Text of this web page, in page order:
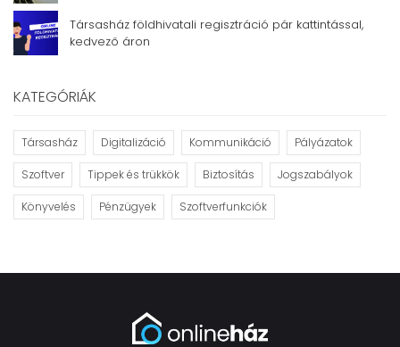
Társasház földhivatali regisztráció pár kattintással,
kedvező áron
KATEGÓRIÁK
Társasház Digitalizáció Kommunikáció Pályázatok
Szoftver Tippek és trükkök Biztosítás Jogszabályok
Könyvelés Pénzügyek Szoftverfunkciók